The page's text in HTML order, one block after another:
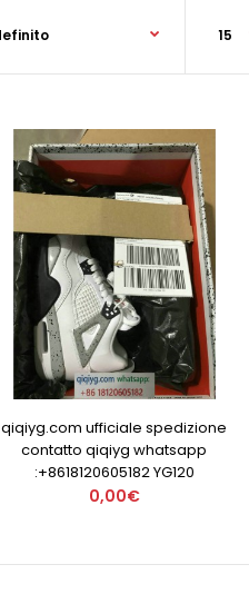
qiqiyg.com ufficiale spedizione
contatto qiqiyg whatsapp
:+8618120605182 YG120
0,00€